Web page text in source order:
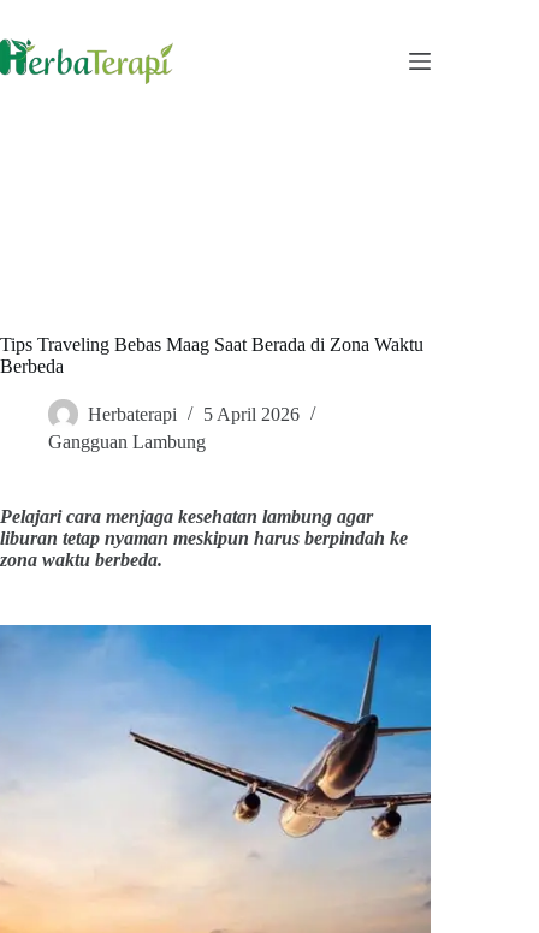
content
Tips Traveling Bebas Maag Saat Berada di Zona Waktu
Berbeda
Herbaterapi
5 April 2026
Gangguan Lambung
Pelajari cara menjaga kesehatan lambung agar
liburan tetap nyaman meskipun harus berpindah ke
zona waktu berbeda.